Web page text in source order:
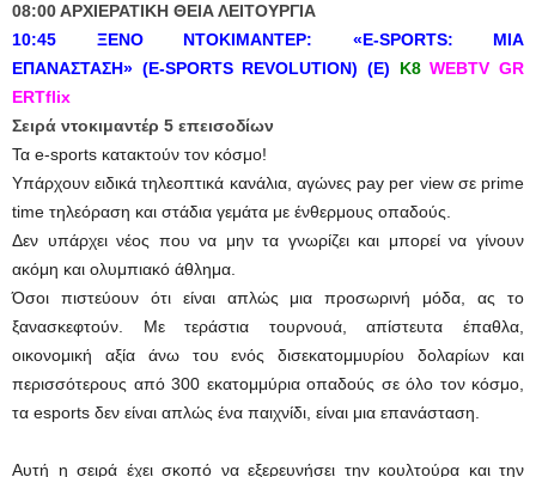
08:00 ΑΡΧΙΕΡΑΤΙΚΗ ΘΕΙΑ ΛΕΙΤΟΥΡΓΙΑ
10:45 ΞΕΝΟ ΝΤΟΚΙΜΑΝΤΕΡ: «E-SPORTS: ΜΙΑ
ΕΠΑΝΑΣΤΑΣΗ» (E-SPORTS REVOLUTION) (Ε) Κ8 WEBTV GR
ERTflix
Σειρά ντοκιμαντέρ 5 επεισοδίων
Τα e-sports κατακτούν τον κόσμο!
Υπάρχουν ειδικά τηλεοπτικά κανάλια, αγώνες pay per view σε prime
time τηλεόραση και στάδια γεμάτα με ένθερμους οπαδούς.
Δεν υπάρχει νέος που να μην τα γνωρίζει και μπορεί να γίνουν
ακόμη και ολυμπιακό άθλημα.
Όσοι πιστεύουν ότι είναι απλώς μια προσωρινή μόδα, ας το
ξανασκεφτούν. Με τεράστια τουρνουά, απίστευτα έπαθλα,
οικονομική αξία άνω του ενός δισεκατομμυρίου δολαρίων και
περισσότερους από 300 εκατομμύρια οπαδούς σε όλο τον κόσμο,
τα esports δεν είναι απλώς ένα παιχνίδι, είναι μια επανάσταση.
Αυτή η σειρά έχει σκοπό να εξερευνήσει την κουλτούρα και την